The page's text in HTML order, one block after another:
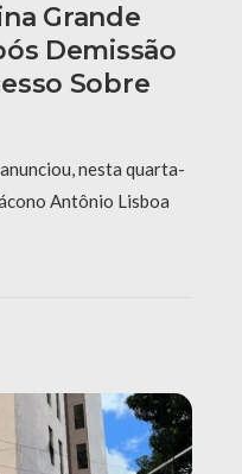
Grande
Demissão
Sobre
nesta quarta-
Antônio Lisboa